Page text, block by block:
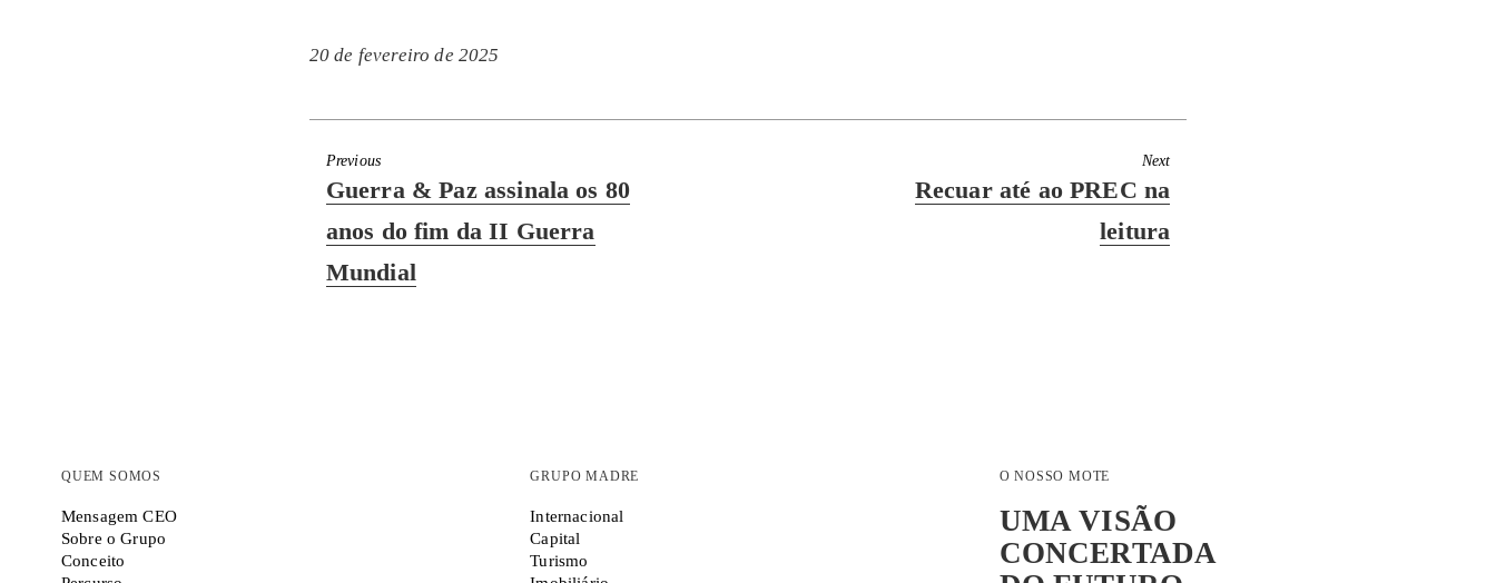
20 de fevereiro de 2025
Previous
Previous
Guerra & Paz assinala os 80
anos do fim da II Guerra
Mundial
Next
Next
Recuar até ao PREC na
leitura
QUEM SOMOS
Mensagem CEO
Sobre o Grupo
Conceito
GRUPO MADRE
Internacional
Capital
Turismo
O NOSSO MOTE
UMA VISÃO
CONCERTADA